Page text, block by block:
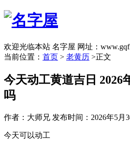
欢迎光临本站 名字屋 网址：
当前位置： 首页 > 老黄历 >正文
今天动工黄道吉日 2026
吗
作者：大师兄 发布时间：2026年5月
今天可以动工